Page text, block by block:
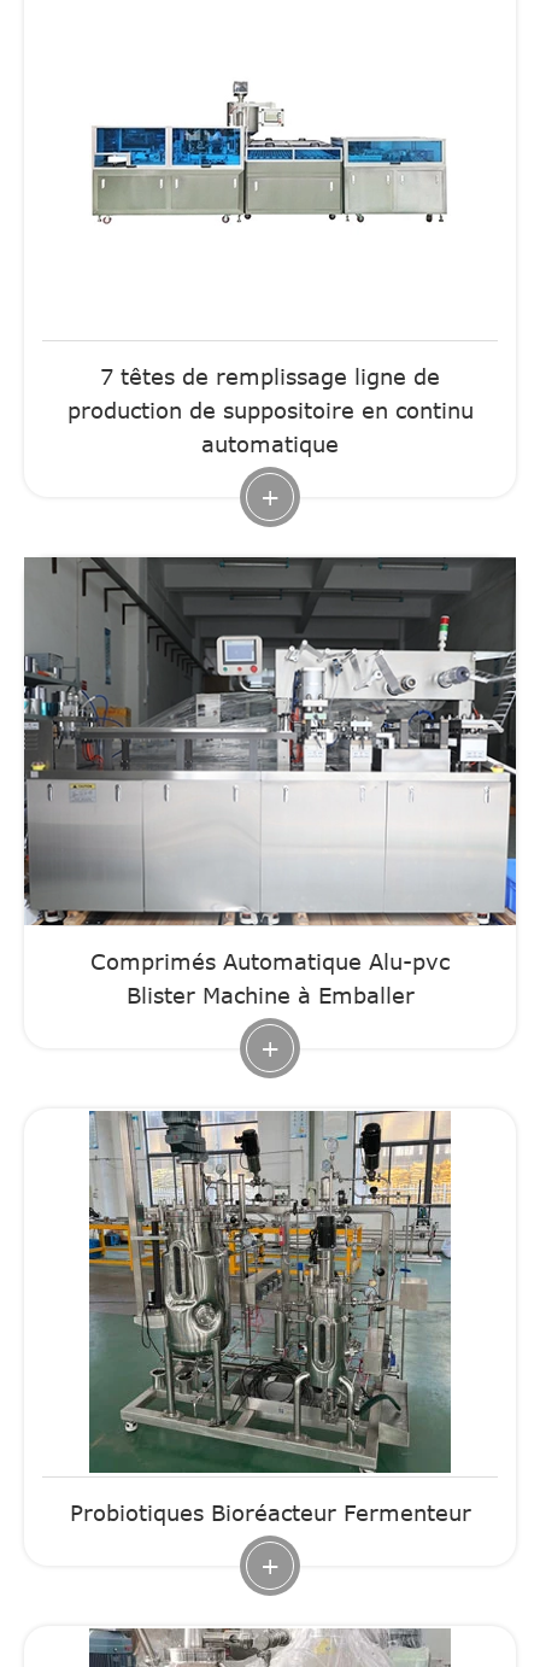
7 têtes de remplissage ligne de
production de suppositoire en continu
automatique
+
Comprimés Automatique Alu-pvc
Blister Machine à Emballer
+
Probiotiques Bioréacteur Fermenteur
+